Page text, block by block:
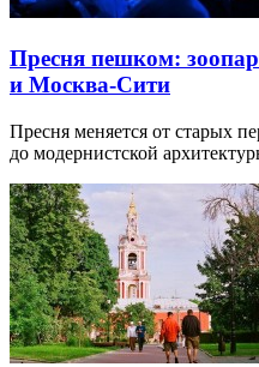
Пресня пешком:
и Москва-Сити
Пресня меняется от старых
до модернистской